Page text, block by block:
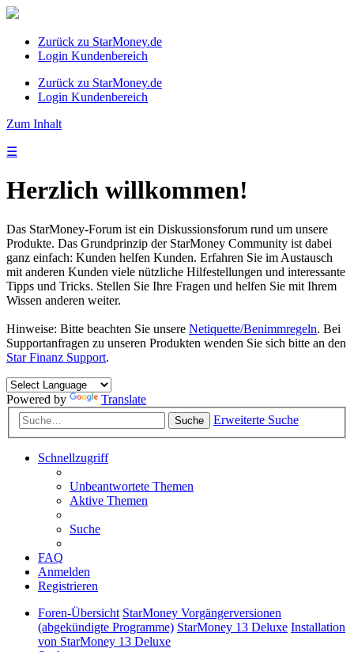
Zurück zu StarMoney.de
Login Kundenbereich
Zurück zu StarMoney.de
Login Kundenbereich
Zum Inhalt
☰
Herzlich willkommen!
Das StarMoney-Forum ist ein Diskussionsforum rund um unsere
Produkte. Das Grundprinzip der StarMoney Community ist dabei
ganz einfach: Kunden helfen Kunden. Erfahren Sie im Austausch
mit anderen Kunden viele nützliche Hilfestellungen und interessante
Tipps und Tricks. Stellen Sie Ihre Fragen und helfen Sie mit Ihrem
Wissen anderen weiter.
Hinweise: Bitte beachten Sie unsere Netiquette/Benimmregeln. Bei
Supportanfragen zu unseren Produkten wenden Sie sich bitte an den
Star Finanz Support.
Powered by Translate
Suche Erweiterte Suche
Schnellzugriff
Unbeantwortete Themen
Aktive Themen
Suche
FAQ
Anmelden
Registrieren
Foren-Übersicht StarMoney Vorgängerversionen
(abgekündigte Programme) StarMoney 13 Deluxe Installation
von StarMoney 13 Deluxe